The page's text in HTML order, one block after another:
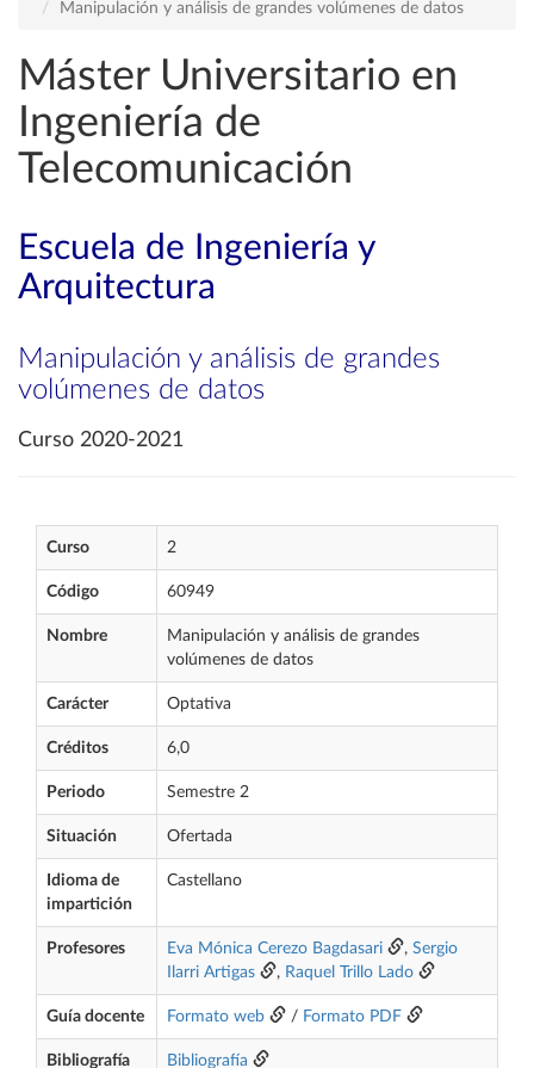
Manipulación y análisis de grandes volúmenes de datos
Máster Universitario en
Ingeniería de
Telecomunicación
Escuela de Ingeniería y
Arquitectura
Manipulación y análisis de grandes
volúmenes de datos
Curso 2020-2021
Curso 2
Código 60949
Nombre
Manipulación y análisis de grandes
volúmenes de datos
Carácter Optativa
Créditos 6,0
Periodo Semestre 2
Situación Ofertada
Idioma de
impartición
Castellano
Profesores Eva Mónica Cerezo Bagdasari , Sergio
Ilarri Artigas
, Raquel Trillo Lado
Guía docente Formato web / Formato PDF
Bibliografía
Bibliografía